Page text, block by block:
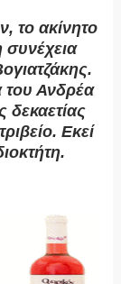
το ακίνητο
συνέχεια
του Ανδρέα
δεκαετίας
Εκεί